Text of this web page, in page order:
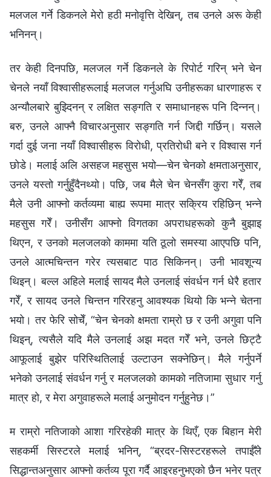
मलजल गर्ने डिकनले मेरो हठी मनोवृत्ति देखिन्, तब उनले अरू केही
भनिनन्।
तर केही दिनपछि, मलजल गर्ने डिकनले के रिपोर्ट गरिन् भने चेन
चेनले नयाँ विश्वासीहरूलाई मलजल गर्नुअघि उनीहरूका धारणाहरू र
अन्यौलबारे बुझ्दिनन् र लक्षित सङ्गति र समाधानहरू पनि दिन्नन्।
बरु, उनले आफ्नै विचारअनुसार सङ्गति गर्न जिद्दी गर्छिन्। यसले
गर्दा दुई जना नयाँ विश्वासीहरू विरोधी, प्रतिरोधी बने र विश्वास गर्न
छोडे। मलाई अलि असहज महसुस भयो—चेन चेनको क्षमताअनुसार,
उनले यस्तो गर्नुहुँदैनथ्यो। पछि, जब मैले चेन चेनसँग कुरा गरेँ, तब
मैले उनी आफ्नो कर्तव्यमा बाह्य रूपमा मात्र सक्रिय रहिछिन् भन्ने
महसुस गरेँ। उनीसँग आफ्नो विगतका अपराधहरूको कुनै बुझाइ
थिएन, र उनको मलजलको काममा यति ठूलो समस्या आएपछि पनि,
उनले आत्मचिन्तन गरेर त्यसबाट पाठ सिकिनन्। उनी भावशून्य
थिइन्। बल्ल अहिले मलाई सायद मैले उनलाई संवर्धन गर्न धेरै हतार
गरेँ, र सायद उनले चिन्तन गरिरहनु आवश्यक थियो कि भन्ने चेतना
भयो। तर फेरि सोचेँ, “चेन चेनको क्षमता राम्रो छ र उनी अगुवा पनि
थिइन्, त्यसैले यदि मैले उनलाई अझ मदत गरेँ भने, उनले छिट्टै
आफूलाई बुझेर परिस्थितिलाई उल्टाउन सक्नेछिन्। मैले गर्नुपर्ने
भनेको उनलाई संवर्धन गर्नु र मलजलको कामको नतिजामा सुधार गर्नु
मात्र हो, र मेरा अगुवाहरूले मलाई अनुमोदन गर्नुहुनेछ।”
म राम्रो नतिजाको आशा गरिरहेकी मात्र के थिएँ, एक बिहान मेरी
सहकर्मी सिस्टरले मलाई भनिन्, “ब्रदर-सिस्टरहरूले तपाईँले
सिद्धान्तअनुसार आफ्नो कर्तव्य पूरा गर्दै आइरहनुभएको छैन भनेर पत्र